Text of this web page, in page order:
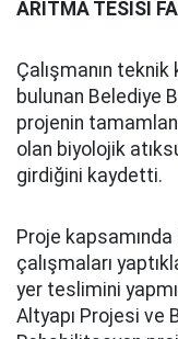
ARITMA TESİSİ
Çalışmanın teknik
bulunan Belediye
projenin
olan biyolojik
girdiğini kaydetti.
Proje
çalışmaları
yer teslimini
Altyapı Projesi ve